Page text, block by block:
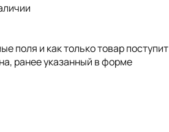
поля и как только товар поступит
ранее указанный в форме